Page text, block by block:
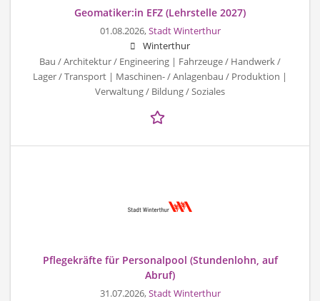
Geomatiker:in EFZ (Lehrstelle 2027)
01.08.2026,Stadt Winterthur
Winterthur
Bau / Architektur / Engineering | Fahrzeuge / Handwerk /
Lager / Transport | Maschinen- / Anlagenbau / Produktion |
Verwaltung / Bildung / Soziales
Pflegekräfte für Personalpool (Stundenlohn, auf
Abruf)
31.07.2026,Stadt Winterthur